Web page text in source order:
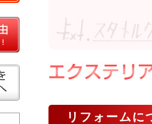
リフォームに